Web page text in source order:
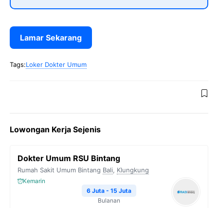
Lamar Sekarang
Tags:Loker Dokter Umum
Lowongan Kerja Sejenis
Dokter Umum RSU Bintang
Rumah Sakit Umum Bintang Bali, Klungkung
Kemarin
6 Juta - 15 Juta
Bulanan